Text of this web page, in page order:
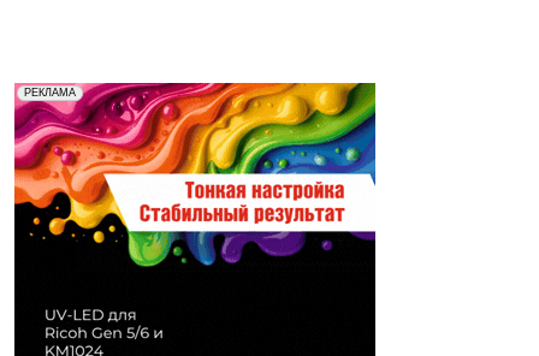
РЕКЛАМА
Реклама. Рекламодатель ООО "Передовые Системы
Печати" erid: 2SDnjd2d4Qz